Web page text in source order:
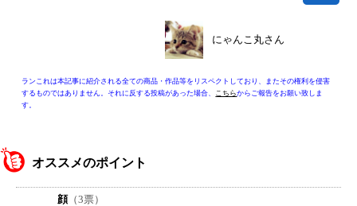
にゃんこ丸さん
ランこれは本記事に紹介される全ての商品・作品等をリスペクトしており、またその権利を侵害
するものではありません。それに反する投稿があった場合、
こちらからご報告をお願い致しま
す。
オススメのポイント
顔（3票）